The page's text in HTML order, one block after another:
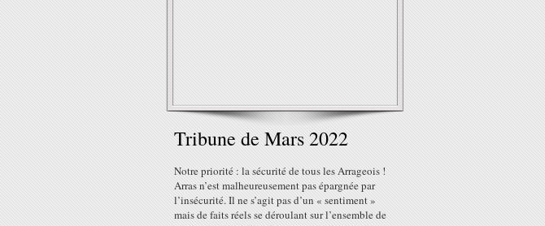
Tribune de Mars 2022
Notre priorité : la sécurité de tous les Arrageois !
Arras n’est malheureusement pas épargnée par
l’insécurité. Il ne s’agit pas d’un « sentiment »
mais de faits réels se déroulant sur l’ensemble de